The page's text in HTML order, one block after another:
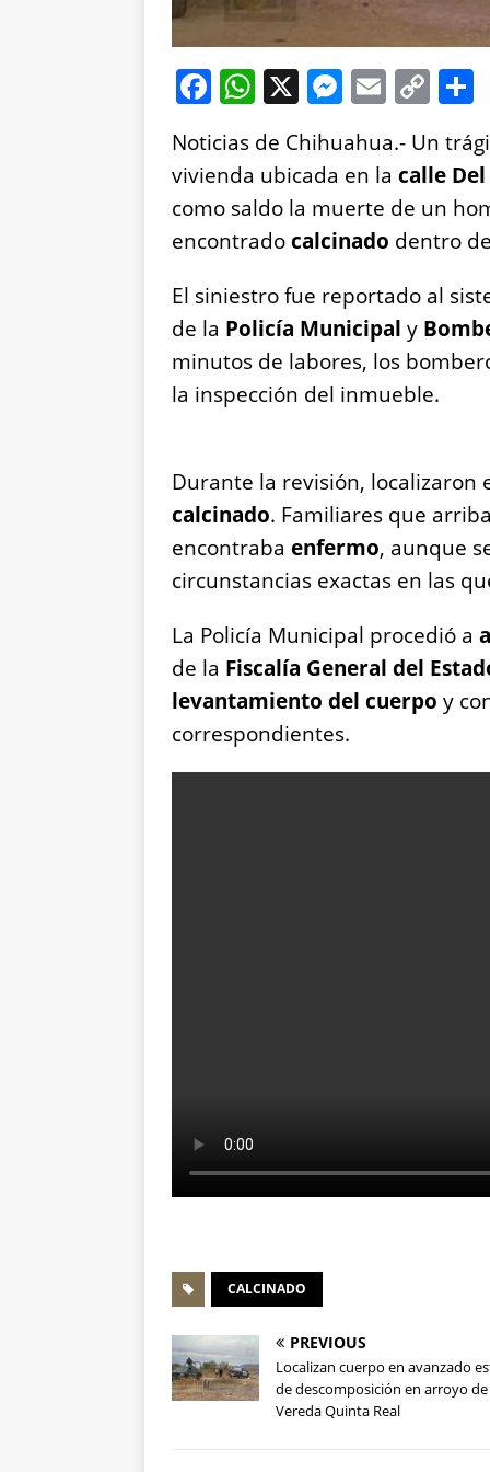
F
c
e
b
o
o
k
W
h
at
s
A
p
p
X M
e
ss
e
n
g
er
E
ai
l
C
p
y
Li
n
k
Noticias de Chihuahua.- Un
vivienda ubicada en la calle
como saldo la muerte de un
encontradocalcinado dentro
El siniestro fue reportado al
de la Policía Municipal y
minutos de labores, los
la inspección del inmueble.
Durante la revisión,
calcinado. Familiares que
encontraba enfermo, aunque
circunstancias exactas en las
La Policía Municipal procedió a
de la Fiscalía General del
levantamiento del cuerpo y
correspondientes.
CALCINADO
PREVIOUS
Localizan cuerpo en avanzado
de descomposición en arroyo de
Vereda Quinta Real